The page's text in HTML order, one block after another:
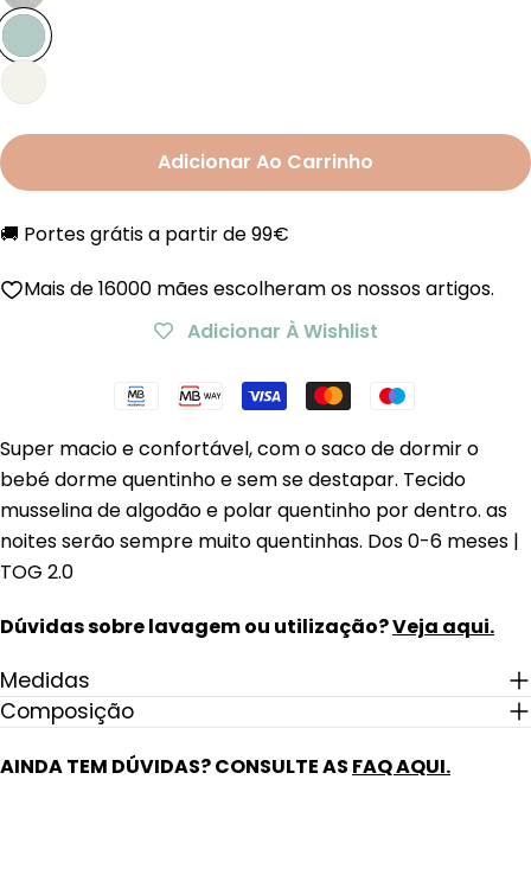
Adicionar Ao Carrinho
🚚 Portes grátis a partir de 99€
Mais de 16000 mães escolheram os nossos artigos.
Adicionar À Wishlist
Métodos
Pagamento
Super macio e confortável, com o saco de dormir o
bebé dorme quentinho e sem se destapar. Tecido
musselina de algodão e polar quentinho por dentro. as
noites serão sempre muito quentinhas. Dos 0-6 meses |
TOG 2.0
Dúvidas sobre lavagem ou utilização?Veja aqui.
Medidas
Composição
AINDA TEM DÚVIDAS? CONSULTE AS FAQ AQUI.